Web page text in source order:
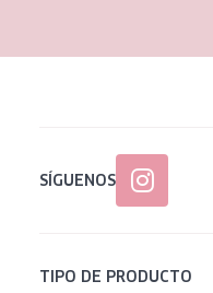
Todas las edades
SÍGUENOS
TIPO DE PRODUCTO